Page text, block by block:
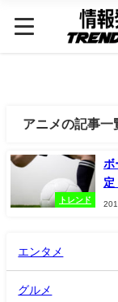
アニメの記事一
トレンド
ボ
定
エンタメ
グルメ